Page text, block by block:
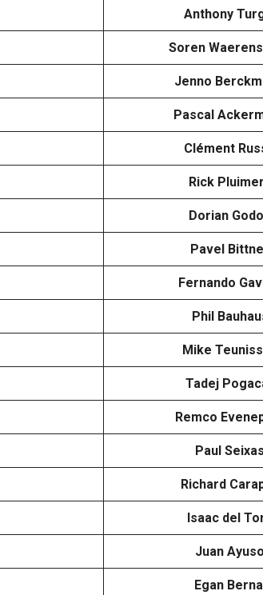
Anthony
Soren
Jenno
Pascal
Clément
Rick
Dorian
Pavel
Fernando
Phil
Mike
Tadej
Remco
Paul Seixas
Richard
Isaac del
Juan Ayuso
Egan